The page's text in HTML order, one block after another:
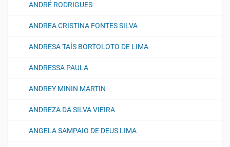
ANDRÉ RODRIGUES
ANDREA CRISTINA FONTES SILVA
ANDRESA TAÍS BORTOLOTO DE LIMA
ANDRESSA PAULA
ANDREY MININ MARTIN
ANDREZA DA SILVA VIEIRA
ANGELA SAMPAIO DE DEUS LIMA